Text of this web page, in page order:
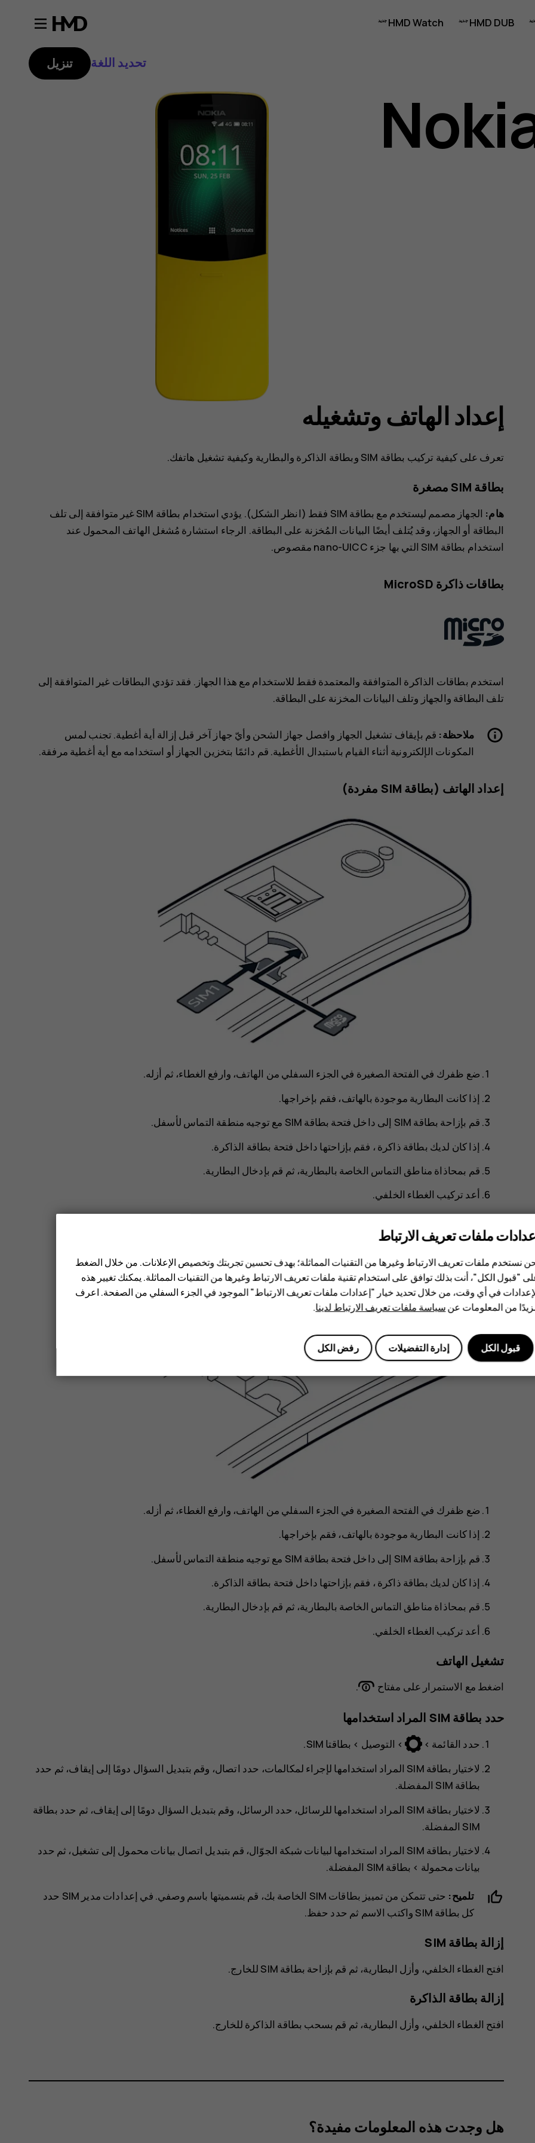
HMD DUB
HMD Watch
تحديد اللغة تنزيل
إعداد الهاتف وتشغيله
تعرف على كيفية تركيب بطاقة SIM وبطاقة الذاكرة والبطارية وكيفية تشغيل هاتفك.
بطاقة SIM مصغرة
هام:
الجهاز مصمم ليستخدم مع بطاقة SIM فقط (انظر الشكل). يؤدي استخدام بطاقة SIM غير متوافقة إلى تلف
البطاقة أو الجهاز، وقد يُتلف أيضًا البيانات المُخزنة على البطاقة. الرجاء استشارة مُشغل الهاتف المحمول عند
استخدام بطاقة SIM التي بها جزء nano-UICC مقصوص.
بطاقات ذاكرة MicroSD
استخدم بطاقات الذاكرة المتوافقة والمعتمدة فقط للاستخدام مع هذا الجهاز. فقد تؤدي البطاقات غير المتوافقة إلى
تلف البطاقة والجهاز وتلف البيانات المخزنة على البطاقة.
ملاحظة: ‏‫قم بإيقاف تشغيل الجهاز وافصل جهاز الشحن وأيّ جهاز آخر قبل إزالة أية أغطية. تجنب لمس
المكونات الإلكترونية أثناء القيام باستبدال الأغطية. قم دائمًا بتخزين الجهاز أو استخدامه مع أية أغطية مرفقة.
إعداد الهاتف (بطاقة SIM مفردة)
ضع ظفرك في الفتحة الصغيرة في الجزء السفلي من الهاتف، وارفع الغطاء، ثم أزله.
إذا كانت البطارية موجودة بالهاتف، فقم بإخراجها.
قم بإزاحة بطاقة SIM إلى داخل فتحة بطاقة SIM مع توجيه منطقة التماس لأسفل.
إذا كان لديك بطاقة ذاكرة ، فقم بإزاحتها داخل فتحة بطاقة الذاكرة.
قم بمحاذاة مناطق التماس الخاصة بالبطارية، ثم قم بإدخال البطارية.
أعد تركيب الغطاء الخلفي.
ضع ظفرك في الفتحة الصغيرة في الجزء السفلي من الهاتف، وارفع الغطاء، ثم أزله.
إذا كانت البطارية موجودة بالهاتف، فقم بإخراجها.
قم بإزاحة بطاقة SIM إلى داخل فتحة بطاقة SIM مع توجيه منطقة التماس لأسفل.
إذا كان لديك بطاقة ذاكرة ، فقم بإزاحتها داخل فتحة بطاقة الذاكرة.
قم بمحاذاة مناطق التماس الخاصة بالبطارية، ثم قم بإدخال البطارية.
أعد تركيب الغطاء الخلفي.
تشغيل الهاتف
اضغط مع الاستمرار على مفتاح .
حدد بطاقة SIM المراد استخدامها
حدد القائمة >
> التوصيل >
.
لاختيار بطاقة SIM المراد استخدامها لإجراء لمكالمات، حدد
اتصال، وقم بتبديل السؤال دومًا إلى إيقاف، ثم حدد
بطاقة SIM المفضلة
.
لاختيار بطاقة SIM المراد استخدامها للرسائل، حدد
الرسائل، وقم بتبديل السؤال دومًا إلى إيقاف، ثم حدد بطاقة
SIM المفضلة
.
لاختيار بطاقة SIM المراد استخدامها لبيانات شبكة الجوّال، قم بتبديل
اتصال بيانات محمول إلى تشغيل، ثم حدد
بيانات محمولة > بطاقة SIM المفضلة .
تلميح: حتى تتمكن من تمييز بطاقات SIM الخاصة بك، قم بتسميتها باسم وصفي. في إعدادات مدير SIM
حدد
كل بطاقة SIM واكتب الاسم ثم حدد
حفظ.
إزالة بطاقة ‪SIM
افتح الغطاء الخلفي، وأزل البطارية، ثم قم بإزاحة بطاقة SIM للخارج.
إزالة بطاقة ‪الذاكرة
افتح الغطاء الخلفي، وأزل البطارية، ثم قم بسحب بطاقة الذاكرة للخارج.
هل وجدت هذه المعلومات مفيدة؟
ملفات تعريف الارتباط
نستخدم ملفات تعريف الارتباط وغيرها من التقنيات المماثلة؛ بهدف تحسين تجربتك وتخصيص الإعلانات. من خلال الضغط
"قبول الكل"، أنت بذلك توافق على استخدام تقنية ملفات تعريف الارتباط وغيرها من التقنيات المماثلة. يمكنك تغيير هذه
في أي وقت، من خلال تحديد خيار "إعدادات ملفات تعريف الارتباط" الموجود في الجزء السفلي من الصفحة. اعرف
من المعلومات عنسياسة ملفات تعريف الارتباط لدينا.
رفض الكل إدارة التفضيلات قبول الكل